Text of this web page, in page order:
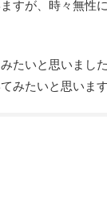
すが、時々無性
たいと思いました
みたいと思います